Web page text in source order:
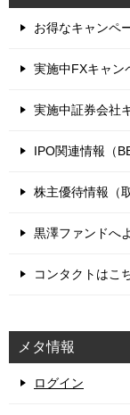
お得なキャンペ
実施中FXキャン
実施中証券会社
IPO関連情報（
株主優待情報（
黒澤ファンドへ
コンタクトはこ
メタ情報
ログイン